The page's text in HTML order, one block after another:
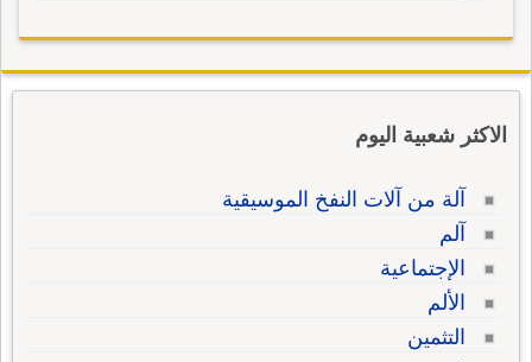
الاكثر شعبية اليوم
آلة من آلات النفخ الموسيقية
آلم
الإجتماعية
الألم
التثمين